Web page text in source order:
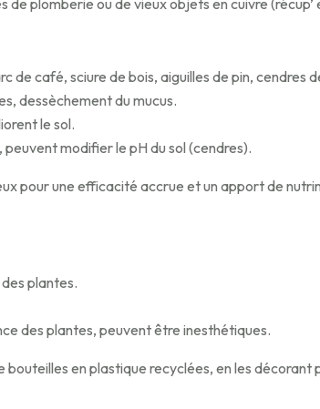
de plomberie ou de vieux objets en cuivre
de café, sciure de bois, aiguilles de pin, cendres
dessèchement du mucus.
le sol.
modifier le pH du sol (cendres).
pour une efficacité accrue et un apport de
plantes.
des plantes, peuvent être inesthétiques.
en plastique recyclées, en les décorant